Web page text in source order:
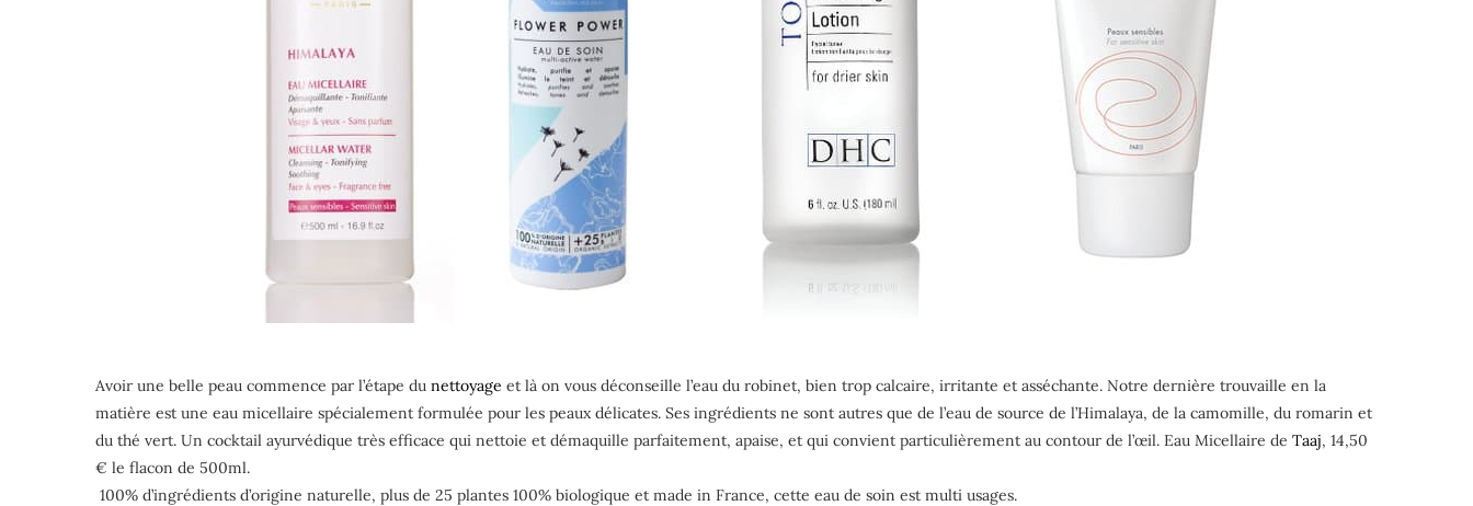
Avoir une belle peau commence par l’étape du nettoyage et là on vous déconseille l’eau du robinet, bien trop calcaire, irritante et asséchante. Notre dernière trouvaille en la
matière est une eau micellaire spécialement formulée pour les peaux délicates. Ses ingrédients ne sont autres que de l’eau de source de l’Himalaya, de la camomille, du romarin et
du thé vert. Un cocktail ayurvédique très efficace qui nettoie et démaquille parfaitement, apaise, et qui convient particulièrement au contour de l’œil. Eau Micellaire de Taaj, 14,50
€ le flacon de 500ml.
100% d’ingrédients d’origine naturelle, plus de 25 plantes 100% biologique et made in France, cette eau de soin est multi usages.